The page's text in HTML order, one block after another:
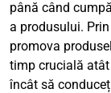
până când
a produsului.
promova
timp crucială
încât să